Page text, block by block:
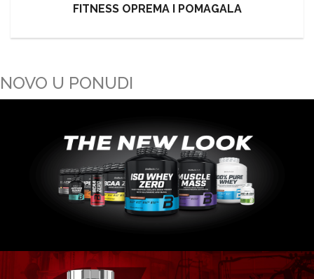
FITNESS OPREMA I POMAGALA
NOVO U PONUDI